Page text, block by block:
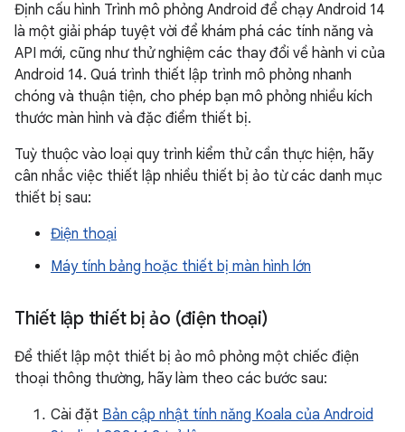
Định cấu hình Trình mô phỏng Android để chạy Android 14
là một giải pháp tuyệt vời để khám phá các tính năng và
API mới, cũng như thử nghiệm các thay đổi về hành vi của
Android 14. Quá trình thiết lập trình mô phỏng nhanh
chóng và thuận tiện, cho phép bạn mô phỏng nhiều kích
thước màn hình và đặc điểm thiết bị.
Tuỳ thuộc vào loại quy trình kiểm thử cần thực hiện, hãy
cân nhắc việc thiết lập nhiều thiết bị ảo từ các danh mục
thiết bị sau:
Điện thoại
Máy tính bảng hoặc thiết bị màn hình lớn
Thiết lập thiết bị ảo (điện thoại)
Để thiết lập một thiết bị ảo mô phỏng một chiếc điện
thoại thông thường, hãy làm theo các bước sau:
Cài đặt Bản cập nhật tính năng Koala của Android